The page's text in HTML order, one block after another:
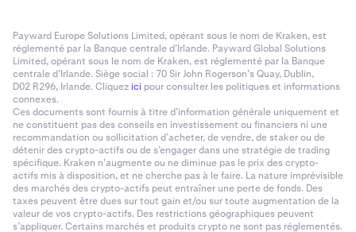
Payward Europe Solutions Limited, opérant sous le nom de Kraken, est
réglementé par la Banque centrale d’Irlande. Payward Global Solutions
Limited, opérant sous le nom de Kraken, est réglementé par la Banque
centrale d’Irlande. Siège social : 70 Sir John Rogerson’s Quay, Dublin,
D02 R296, Irlande. Cliquezici pour consulter les politiques et informations
connexes.
Ces documents sont fournis à titre d’information générale uniquement et
ne constituent pas des conseils en investissement ou financiers ni une
recommandation ou sollicitation d’acheter, de vendre, de staker ou de
détenir des crypto-actifs ou de s’engager dans une stratégie de trading
spécifique. Kraken n’augmente ou ne diminue pas le prix des crypto-
actifs mis à disposition, et ne cherche pas à le faire. La nature imprévisible
des marchés des crypto-actifs peut entraîner une perte de fonds. Des
taxes peuvent être dues sur tout gain et/ou sur toute augmentation de la
valeur de vos crypto-actifs. Des restrictions géographiques peuvent
s’appliquer. Certains marchés et produits crypto ne sont pas réglementés.